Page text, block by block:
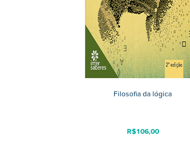
Filosofia da lógica
R$106,00